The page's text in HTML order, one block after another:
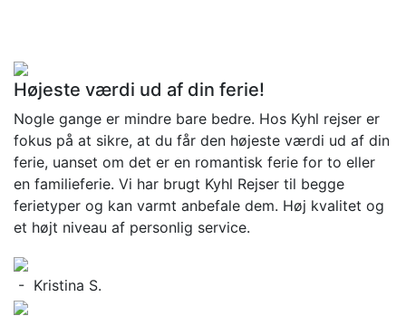
Højeste værdi ud af din ferie!
Nogle gange er mindre bare bedre. Hos Kyhl rejser er
fokus på at sikre, at du får den højeste værdi ud af din
ferie, uanset om det er en romantisk ferie for to eller
en familieferie. Vi har brugt Kyhl Rejser til begge
ferietyper og kan varmt anbefale dem. Høj kvalitet og
et højt niveau af personlig service.
- Kristina S.